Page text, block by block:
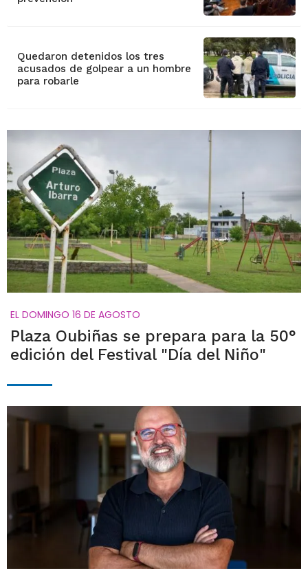
Quedaron detenidos los tres
acusados de golpear a un hombre
para robarle
EL DOMINGO 16 DE AGOSTO
Plaza Oubiñas se prepara para la 50°
edición del Festival "Día del Niño"